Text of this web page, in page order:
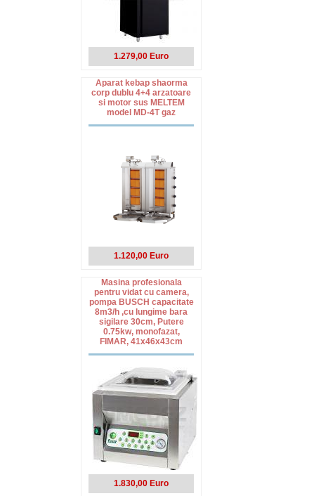
1.279,00 Euro
Aparat kebap shaorma
corp dublu 4+4 arzatoare
si motor sus MELTEM
model MD-4T gaz
1.120,00 Euro
Masina profesionala
pentru vidat cu camera,
pompa BUSCH capacitate
8m3/h ,cu lungime bara
sigilare 30cm, Putere
0.75kw, monofazat,
FIMAR, 41x46x43cm
1.830,00 Euro